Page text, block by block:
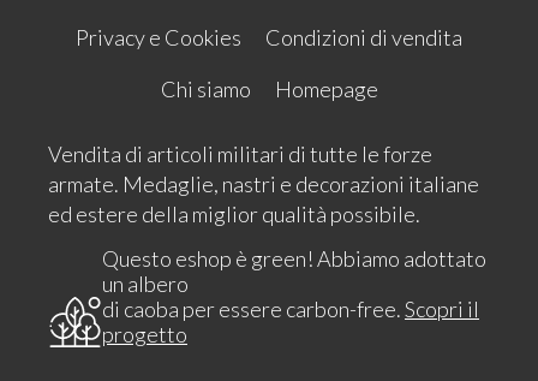
Privacy e Cookies
Condizioni di vendita
Chi siamo
Homepage
Vendita di articoli militari di tutte le forze
armate. Medaglie, nastri e decorazioni italiane
ed estere della miglior qualità possibile.
Questo eshop è green! Abbiamo adottato
un albero
di caoba per essere carbon-free.Scopri il
progetto